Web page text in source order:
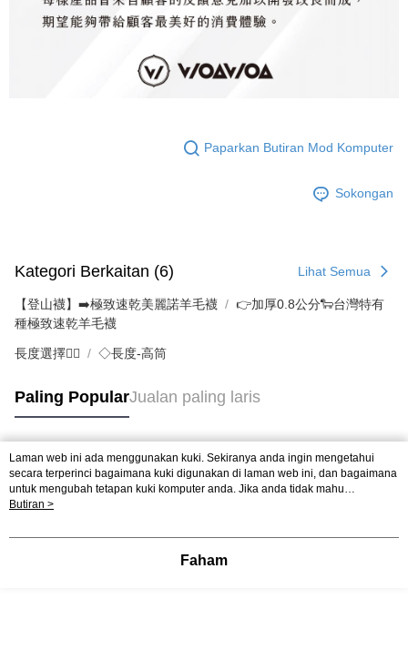
Paparkan Butiran Mod Komputer
Sokongan
Kategori Berkaitan (6) Lihat Semua
【登山襪】➡️極致速乾美麗諾羊毛襪
👉️加厚0.8公分🐑台灣特有
種極致速乾羊毛襪
長度選擇👉🏻 ◇長度-高筒
Paling PopularJualan paling laris
Tag Popular
Laman web ini ada menggunakan kuki. Sekiranya anda ingin mengetahui
secara terperinci bagaimana kuki digunakan di laman web ini, dan bagaimana
untuk mengubah tetapan kuki komputer anda. Jika anda tidak mahu
menggunakan kuki di komputer anda, sila rujuk penerangan mengenai kuki.
mengetahui secara terperinci bagaimana kuki digunakan di laman web ini,
mahu menggunakan kuki di komputer anda, sila rujuk penerangan mengenai
Butiran >
Faham